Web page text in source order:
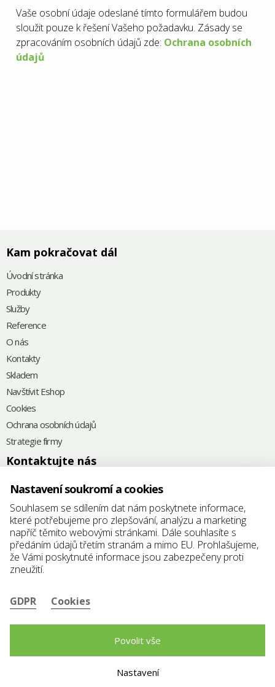
Vaše osobní údaje odeslané tímto formulářem budou
sloužit pouze k řešení Vašeho požadavku. Zásady se
zpracováním osobních údajů zde: Ochrana osobních
údajů
Kam pokračovat dál
Úvodní stránka
Produkty
Služby
Reference
O nás
Kontakty
Skladem
Navštívit Eshop
Cookies
Ochrana osobních údajů
Strategie firmy
Kontaktujte nás
+420575 571 000
@
elkoplast@elkoplast.cz
Štefánikova 2664
760 01 Zlín
IČ: 25347942
DIČ: CZ25347942
Nastavení soukromí a cookies
Souhlasem se sdílením dat nám poskytnete informace,
které potřebujeme pro zlepšování, analýzu a marketing
napříč těmito webovými stránkami. Dále souhlasíte s
předáním údajů třetím stranám a mimo EU. Prohlašujeme,
že Vámi poskytnuté informace jsou zabezpečeny proti
zneužití.
GDPR Cookies
Povolit vše
Nastavení